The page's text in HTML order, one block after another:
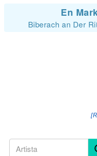
En
Biberach an Der